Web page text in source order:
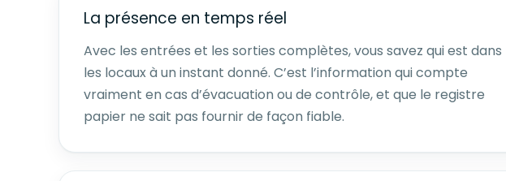
La présence en temps réel
Avec les entrées et les sorties complètes, vous savez qui est dans
les locaux à un instant donné. C’est l’information qui compte
vraiment en cas d’évacuation ou de contrôle, et que le registre
papier ne sait pas fournir de façon fiable.